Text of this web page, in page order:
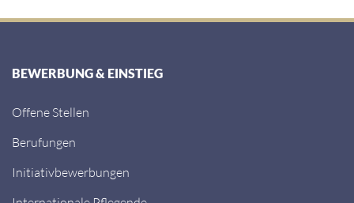
BEWERBUNG & EINSTIEG
Offene Stellen
Berufungen
Initiativbewerbungen